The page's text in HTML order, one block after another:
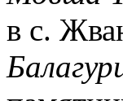
в с.